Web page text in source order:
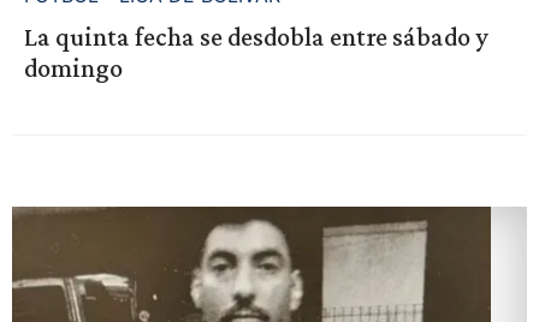
La quinta fecha se desdobla entre sábado y
domingo